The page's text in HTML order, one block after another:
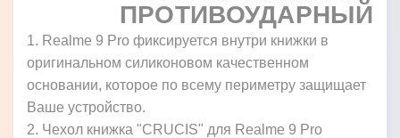
ПРОТИВОУДАРНЫЙ
1. Realme 9 Pro фиксируется внутри книжки в
оригинальном силиконовом качественном
основании, которое по всему периметру защищает
Ваше устройство.
2. Чехол книжка "CRUCIS" для Realme 9 Pro